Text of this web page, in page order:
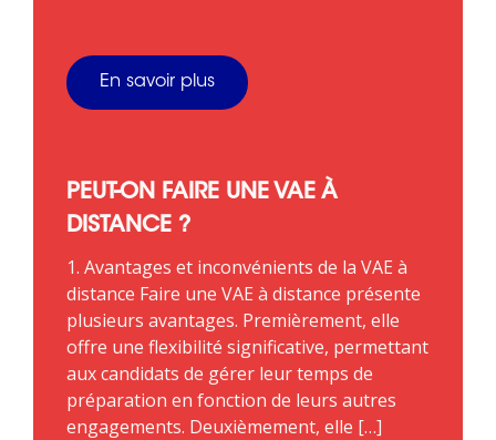
En savoir plus
PEUT-ON FAIRE UNE VAE À
DISTANCE ?
1. Avantages et inconvénients de la VAE à
distance Faire une VAE à distance présente
plusieurs avantages. Premièrement, elle
offre une flexibilité significative, permettant
aux candidats de gérer leur temps de
préparation en fonction de leurs autres
engagements. Deuxièmement, elle […]